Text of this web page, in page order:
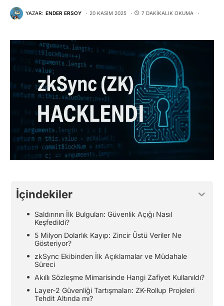
YAZAR: ENDER ERSOY 20 KASIM 2025 7 DAKIKALIK OKUMA
İçindekiler
Saldırının İlk Bulguları: Güvenlik Açığı Nasıl
Keşfedildi?
5 Milyon Dolarlık Kayıp: Zincir Üstü Veriler Ne
Gösteriyor?
zkSync Ekibinden İlk Açıklamalar ve Müdahale
Süreci
Akıllı Sözleşme Mimarisinde Hangi Zafiyet Kullanıldı?
Layer-2 Güvenliği Tartışmaları: ZK-Rollup Projeleri
Tehdit Altında mı?